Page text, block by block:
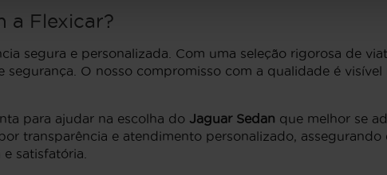
a Flexicar?
segura e personalizada. Com uma seleção rigorosa de
O nosso compromisso com a qualidade é
para ajudar na escolha do Jaguar Sedan que melhor se
transparência e atendimento personalizado, assegurando
satisfatória.